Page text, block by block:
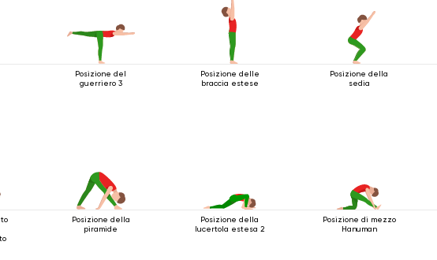
Posizione del
guerriero 3
Posizione delle
braccia estese
Posizione della
sedia
Posizione della
piramide
Posizione della
lucertola estesa 2
Posizione di mezzo
Hanuman